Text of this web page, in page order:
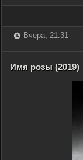
Вчера, 21:31
Имя розы (2019)